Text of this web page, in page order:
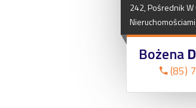
242,PośrednikW
Nieruchomościami
Bożena
(85)